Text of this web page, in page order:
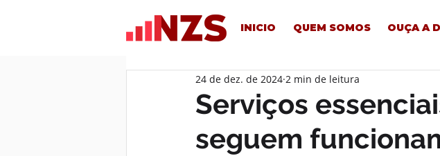
INICIO QUEM SOMOS OUÇA A
Serviços
seguem
24 de dez. de 2024 2 min de leitura